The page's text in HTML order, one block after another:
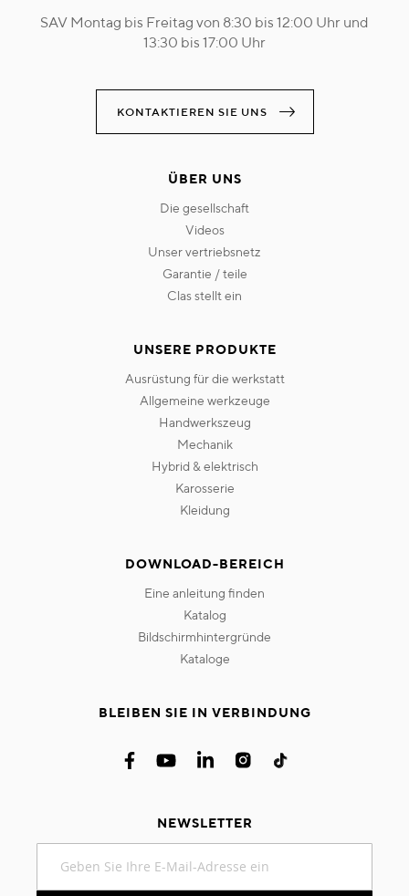
SAV Montag bis Freitag von 8:30 bis 12:00 Uhr und
13:30 bis 17:00 Uhr
KONTAKTIEREN SIE UNS
ÜBER UNS
die gesellschaft
videos
unser vertriebsnetz
garantie / teile
clas stellt ein
UNSERE PRODUKTE
ausrüstung für die werkstatt
allgemeine werkzeuge
handwerkszeug
mechanik
hybrid & elektrisch
karosserie
kleidung
DOWNLOAD-BEREICH
eine anleitung finden
katalog
bildschirmhintergründe
kataloge
BLEIBEN SIE IN VERBINDUNG
NEWSLETTER
sich